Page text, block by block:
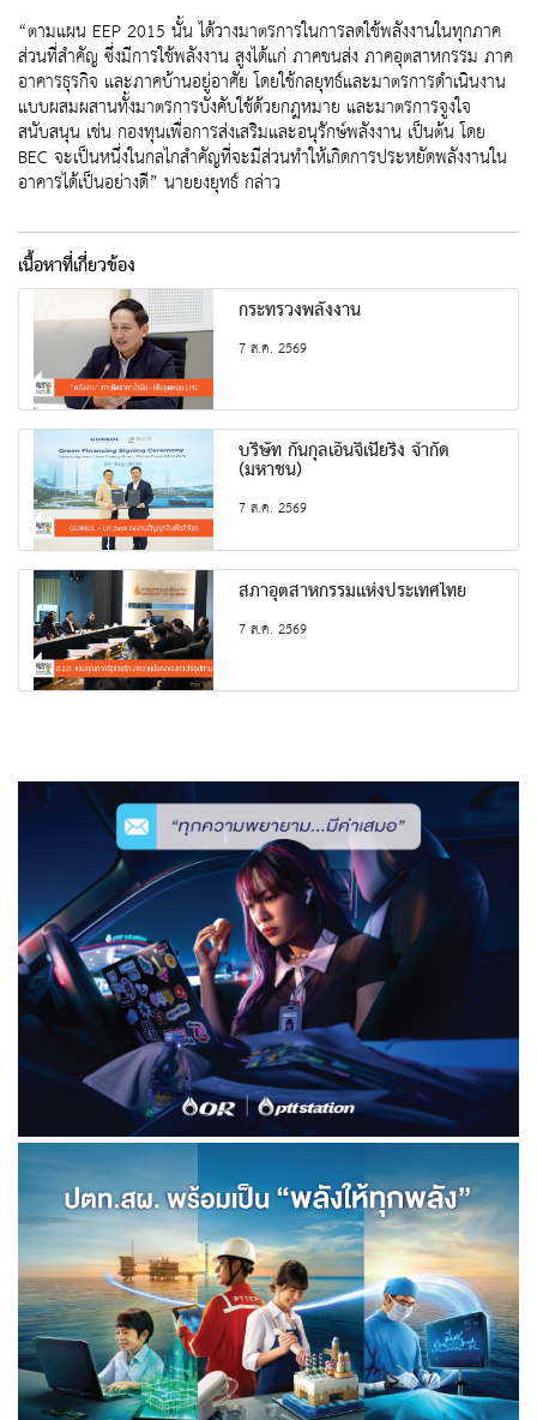
“ตามแผน EEP 2015 นั้น ได้วางมาตรการในการลดใช้พลังงานในทุกภาค
ส่วนที่สำคัญ ซึ่งมีการใช้พลังงาน สูงได้แก่ ภาคขนส่ง ภาคอุตสาหกรรม ภาค
อาคารธุรกิจ และภาคบ้านอยู่อาศัย โดยใช้กลยุทธ์และมาตรการดำเนินงาน
แบบผสมผสานทั้งมาตรการบังคับใช้ด้วยกฎหมาย และมาตรการจูงใจ
สนับสนุน เช่น กองทุนเพื่อการส่งเสริมและอนุรักษ์พลังงาน เป็นต้น โดย
BEC จะเป็นหนึ่งในกลไกสำคัญที่จะมีส่วนทำให้เกิดการประหยัดพลังงานใน
อาคารได้เป็นอย่างดี” นายยงยุทธ์ กล่าว
เนื้อหาที่เกี่ยวข้อง
กระทรวงพลังงาน
7 ส.ค. 2569
บริษัท กันกุลเอ็นจิเนียริ่ง จำกัด
(มหาชน)
7 ส.ค. 2569
สภาอุตสาหกรรมแห่งประเทศไทย
7 ส.ค. 2569